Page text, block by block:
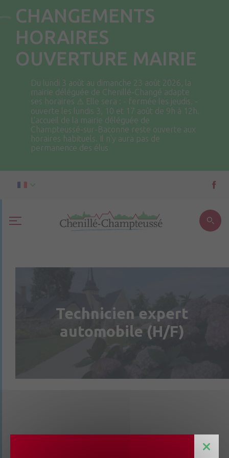
CHANGEMENTS
HORAIRES
OUVERTURE MAIRIE
Du lundi 3 août au dimanche 23 août 2026, la
mairie déléguée de Chenillé-Changé adapte
ses horaires ⚠ Elle sera : - fermée les jeudis. -
ouverte les lundis 3, 10 et 17 août de 9h à 12h.
L'accueil de la mairie déléguée de
Champteussé-sur-Baconne reste ouverte aux
horaires habituels. Il n'y aura pas de
permanence des élus
Technicien expert
automobile (H/F)